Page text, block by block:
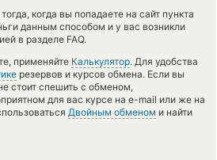
когда вы попадаете на сайт пункта
данным способом и у вас возникли
в разделе FAQ.
применяйте Калькулятор. Для удобства
резервов и курсов обмена. Если вы
стоит спешить с обменом,
для вас курсе на e-mail или же на
Двойным обменом и найти